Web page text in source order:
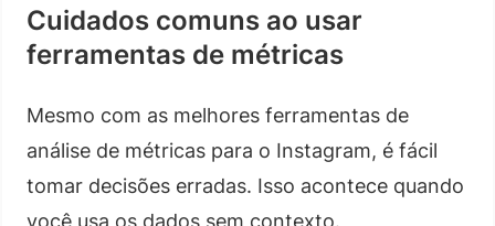
Cuidados comuns ao usar
ferramentas de métricas
Mesmo com as melhores ferramentas de
análise de métricas para o Instagram, é fácil
tomar decisões erradas. Isso acontece quando
você usa os dados sem contexto.